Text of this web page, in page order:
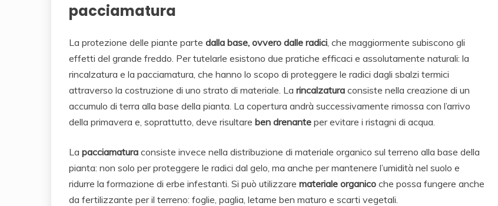
pacciamatura
La protezione delle piante parte dalla base, ovvero dalle radici , che maggiormente subiscono gli
effetti del grande freddo. Per tutelarle esistono due pratiche efficaci e assolutamente naturali: la
rincalzatura e la pacciamatura, che hanno lo scopo di proteggere le radici dagli sbalzi termici
attraverso la costruzione di uno strato di materiale. La rincalzatura consiste nella creazione di un
accumulo di terra alla base della pianta. La copertura andrà successivamente rimossa con l’arrivo
della primavera e, soprattutto, deve risultare ben drenante per evitare i ristagni di acqua.
La pacciamatura consiste invece nella distribuzione di materiale organico sul terreno alla base della
pianta: non solo per proteggere le radici dal gelo, ma anche per mantenere l’umidità nel suolo e
ridurre la formazione di erbe infestanti. Si può utilizzare materiale organico che possa fungere anche
da fertilizzante per il terreno: foglie, paglia, letame ben maturo e scarti vegetali.